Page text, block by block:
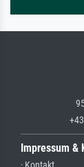
Impressum &